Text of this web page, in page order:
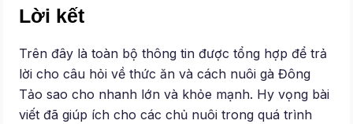
Lời kết
Trên đây là toàn bộ thông tin được tổng hợp để trả
lời cho câu hỏi về thức ăn và cách nuôi gà Đông
Tảo sao cho nhanh lớn và khỏe mạnh. Hy vọng bài
viết đã giúp ích cho các chủ nuôi trong quá trình